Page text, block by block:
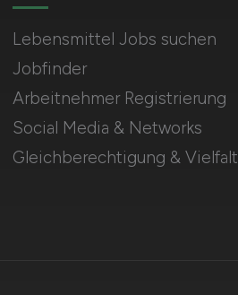
Lebensmittel Jobs suchen
Jobfinder
Arbeitnehmer Registrierung
Social Media & Networks
Gleichberechtigung & Vielfalt